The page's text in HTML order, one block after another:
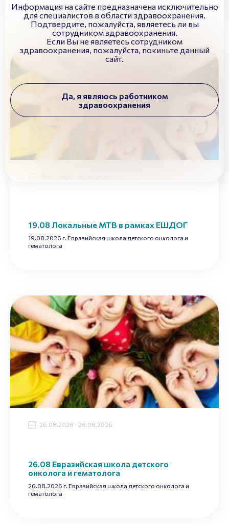
19.08 Локальные МТВ в рамках ЕШДОГ
19.08.2026 г. Евразийская школа детского онколога и
гематолога
26.08.2026 - 26.08.2026
26.08 Евразийская школа детского
онколога и гематолога
26.08.2026 г. Евразийская школа детского онколога и
гематолога
Информация на сайте предназначена исключительно
для специалистов в области здравоохранения.
Подтвердите, пожалуйста, являетесь ли вы
сотрудником здравоохранения.
Если Вы не являетесь сотрудником
здравоохранения, пожалуйста, покиньте данный
сайт.
Да, я являюсь работником
здравоохранения